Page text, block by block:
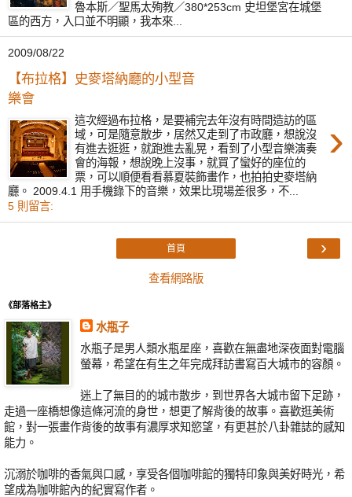
魯本斯／聖馬太殉教／380*253cm 史坦堡宮在城堡
區的西方，入口並不明顯，我本來...
2009/08/22
【布拉格】史麥塔納廳的小型音
樂會
›
這次經過布拉格，是要補完去年沒有時間造訪的區
域，可是隨意散步，居然又走到了市政廳，想說沒
有進去逛逛，就跑進去亂晃，看到了小型音樂演奏
會的海報，想說晚上沒事，就買了蠻好的座位的
票，可以順便看看慕夏裝飾畫作，也拍拍史麥塔納
廳。 2009.4.1 用手機錄下的音樂，效果比現場差很多，不...
5 則留言:
›
首頁
查看網路版
《部落格主》
水瓶子
水瓶子是男人類水瓶星座，喜歡在無盡地深夜面對電腦
螢幕，希望在有生之年完成拜訪書寫百大城市的容顏。
迷上了無目的的城市散步，到世界各大城市留下足跡，
走過一座橋想像這條河流的身世，想更了解背後的故事。喜歡逛美術
館，對一張畫作背後的故事有濃厚求知慾望，有更甚於八卦雜誌的感知
能力。
沉溺於咖啡的香氣與口感，享受各個咖啡館的獨特印象與美好時光，希
望成為咖啡館內的紀實寫作者。